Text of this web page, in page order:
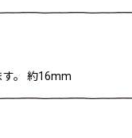
す。 約16mm